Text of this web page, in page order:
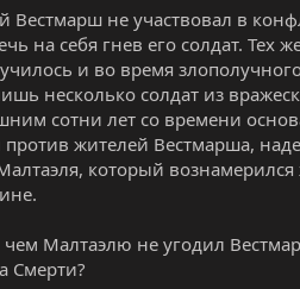
Вестмарш не участвовал в
на себя гнев его солдат. Тех
и во время
несколько солдат из
сотни лет со времени
жителей Вестмарша,
который
чем Малтаэлю не угодил
Смерти?